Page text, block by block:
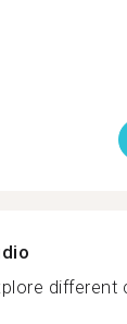
different